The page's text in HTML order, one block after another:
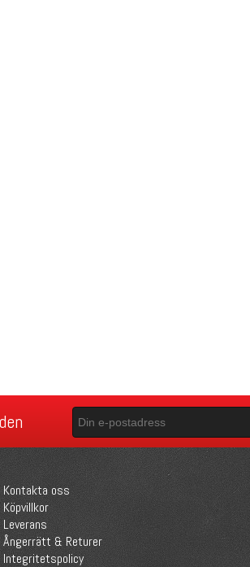
Kontakta oss
Köpvillkor
Leverans
Ångerrätt & Returer
Integritetspolicy